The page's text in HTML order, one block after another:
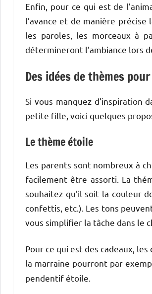
Enfin, pour ce qui est de
l’avance et de manière
les paroles, les morceaux à
détermineront l’ambiance lors
Des idées de thèmes
Si vous manquez
petite fille, voici quelques
Le thème étoile
Les parents sont nombreux à
facilement être assorti. La
souhaitez qu’il soit la couleur
confettis, etc.). Les tons
vous simplifier la tâche dans le
Pour ce qui est des cadeaux,
la marraine pourront par
pendentif étoile.